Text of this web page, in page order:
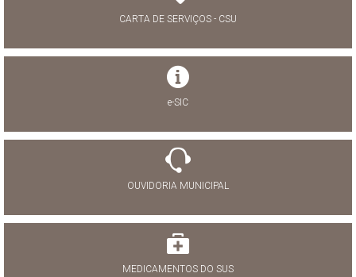
CARTA DE SERVIÇOS - CSU
e-SIC
OUVIDORIA MUNICIPAL
MEDICAMENTOS DO SUS